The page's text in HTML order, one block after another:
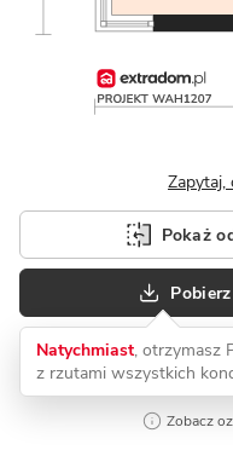
Zapytaj,
Pokaż
Natychmiast, otrzymasz
z rzutami wszystkich
Zobacz